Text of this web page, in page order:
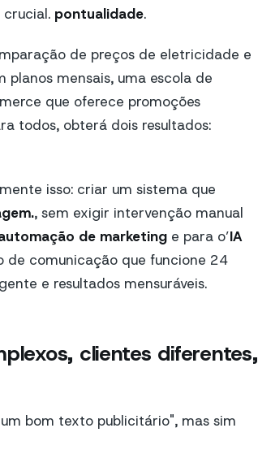
pontualidade.
de preços de eletricidade e
mensais, uma escola de
que oferece promoções
todos, obterá dois resultados:
isso: criar um sistema que
, sem exigir intervenção manual
de marketing e para o’IA
de comunicação que funcione 24
e resultados mensuráveis.
clientes diferentes,
bom texto publicitário", mas sim